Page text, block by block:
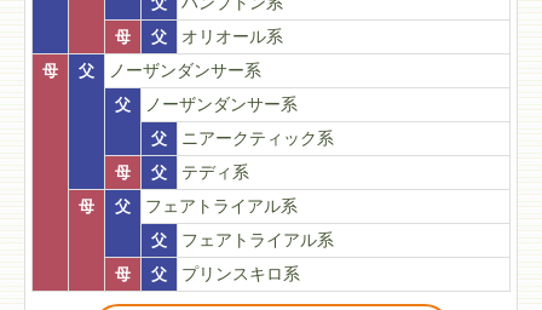
母
父
オリオール系
母
父
ノーザンダンサー系
父
ノーザンダンサー系
父
ニアークティック系
母
父
テディ系
母
父
フェアトライアル系
父
フェアトライアル系
母
父 プリンスキロ系